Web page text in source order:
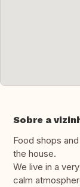
Sobre a
Food shops
the house.
We live in a
calm